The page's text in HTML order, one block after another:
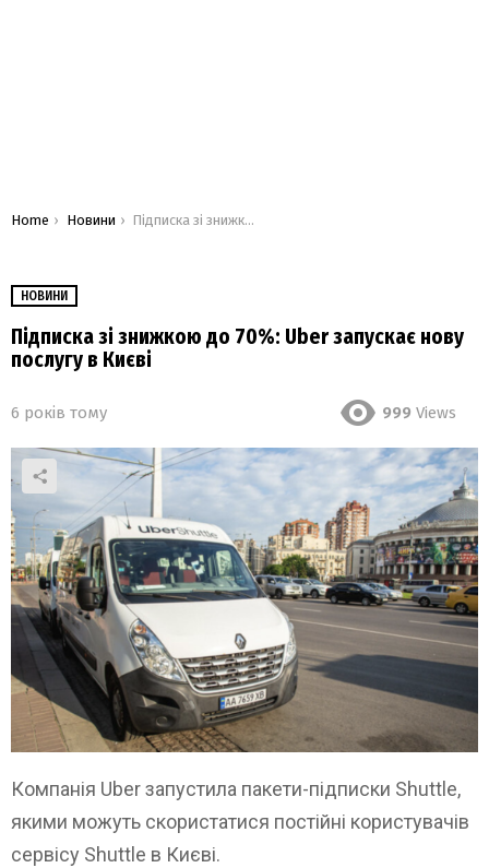
You are here:
Home Новини Підписка зі знижкою до 70%: Uber запускає нову послугу в Києві
НОВИНИ
Підписка зі знижкою до 70%: Uber запускає нову
послугу в Києві
6 років тому 999 Views
Компанія Uber запустила пакети-підписки Shuttle,
якими можуть скористатися постійні користувачів
сервісу Shuttle в Києві.